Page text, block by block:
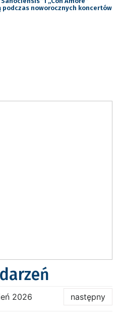
podczas noworocznych koncertów
2026 następny